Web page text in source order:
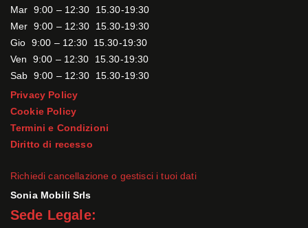
Mar 9:00 – 12:30 15.30-19:30
Mer 9:00 – 12:30 15.30-19:30
Gio 9:00 – 12:30 15.30-19:30
Ven 9:00 – 12:30 15.30-19:30
Sab 9:00 – 12:30 15.30-19:30
Privacy Policy
Cookie Policy
Termini e Condizioni
Diritto di recesso
Richiedi cancellazione o gestisci i tuoi dati
Sonia Mobili Srls
Sede Legale: